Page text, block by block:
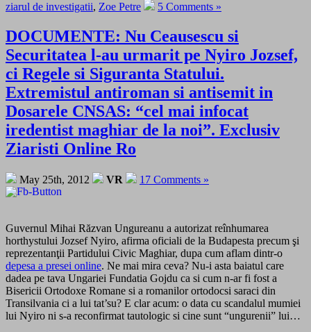
ziarul de investigatii, Zoe Petre 5 Comments »
DOCUMENTE: Nu Ceausescu si
Securitatea l-au urmarit pe Nyiro Jozsef,
ci Regele si Siguranta Statului.
Extremistul antiroman si antisemit in
Dosarele CNSAS: “cel mai infocat
iredentist maghiar de la noi”. Exclusiv
Ziaristi Online Ro
May 25th, 2012 VR 17 Comments »
Guvernul Mihai Răzvan Ungureanu a autorizat reînhumarea
horthystului Jozsef Nyiro, afirma oficiali de la Budapesta precum şi
reprezentanţii Partidului Civic Maghiar, dupa cum aflam dintr-o
depesa a presei online. Ne mai mira ceva? Nu-i asta baiatul care
dadea pe tava Ungariei Fundatia Gojdu ca si cum n-ar fi fost a
Bisericii Ortodoxe Romane si a romanilor ortodocsi saraci din
Transilvania ci a lui tat’su? E clar acum: o data cu scandalul mumiei
lui Nyiro ni s-a reconfirmat tautologic si cine sunt “ungurenii” lui…